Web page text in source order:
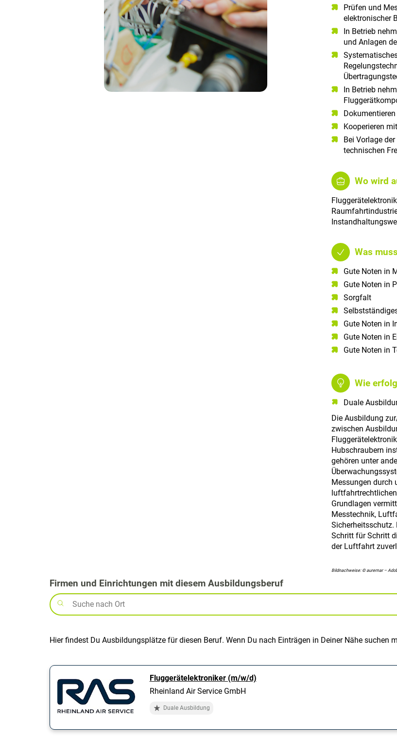
Prüfen und
elektronischer
In Betrieb
und Anlagen
In Betrieb
Kooperieren
Bei Vorlage
technischen
Wo wird
Was
Gute Noten in
Gute Noten in
Sorgfalt​
Gute Noten in
Gute Noten in
Gute Noten in
Wie
Duale
Die Ausbildung
zwischen
Hubschraubern
gehören unter
Messungen durch
Grundlagen
Messtechnik,
Sicherheitsschutz.
Schritt für Schritt
der Luftfahrt
Bildnachweise: © auremar –
Firmen und Einrichtungen mit diesem Ausbildungsberuf
Hier findest Du Ausbildungsplätze für diesen Beruf. Wenn Du nach Einträgen in Deiner Nähe suchen
Fluggerätelektroniker (m/w/d)
Rheinland Air Service GmbH
Duale Ausbildung